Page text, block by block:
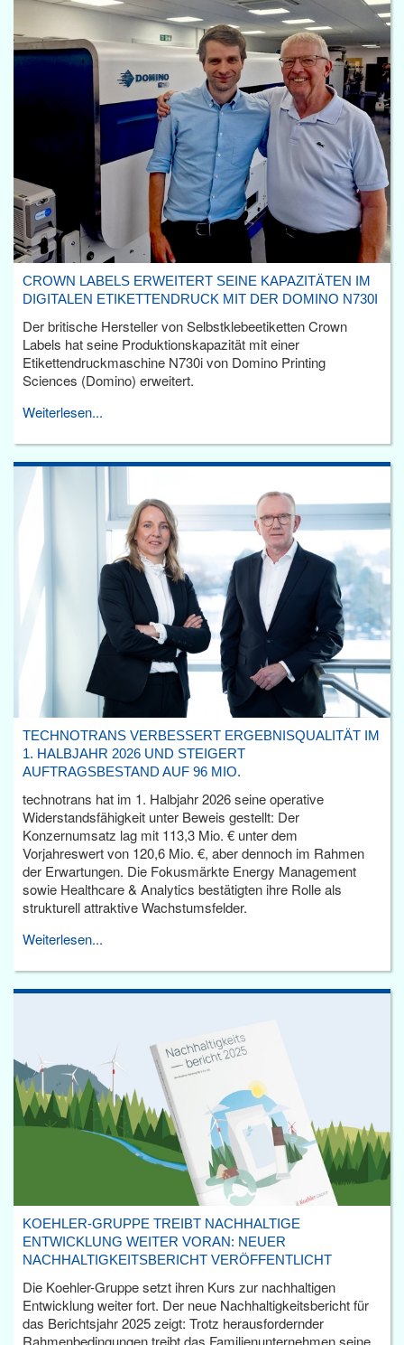
CROWN LABELS ERWEITERT SEINE KAPAZITÄTEN IM
DIGITALEN ETIKETTENDRUCK MIT DER DOMINO N730I
Der britische Hersteller von Selbstklebeetiketten Crown
Labels hat seine Produktionskapazität mit einer
Etikettendruckmaschine N730i von Domino Printing
Sciences (Domino) erweitert.
Weiterlesen...
TECHNOTRANS VERBESSERT ERGEBNISQUALITÄT IM
1. HALBJAHR 2026 UND STEIGERT
AUFTRAGSBESTAND AUF 96 MIO.
technotrans hat im 1. Halbjahr 2026 seine operative
Widerstandsfähigkeit unter Beweis gestellt: Der
Konzernumsatz lag mit 113,3 Mio. € unter dem
Vorjahreswert von 120,6 Mio. €, aber dennoch im Rahmen
der Erwartungen. Die Fokusmärkte Energy Management
sowie Healthcare & Analytics bestätigten ihre Rolle als
strukturell attraktive Wachstumsfelder.
Weiterlesen...
KOEHLER-GRUPPE TREIBT NACHHALTIGE
ENTWICKLUNG WEITER VORAN: NEUER
NACHHALTIGKEITSBERICHT VERÖFFENTLICHT
Die Koehler-Gruppe setzt ihren Kurs zur nachhaltigen
Entwicklung weiter fort. Der neue Nachhaltigkeitsbericht für
das Berichtsjahr 2025 zeigt: Trotz herausfordernder
Rahmenbedingungen treibt das Familienunternehmen seine